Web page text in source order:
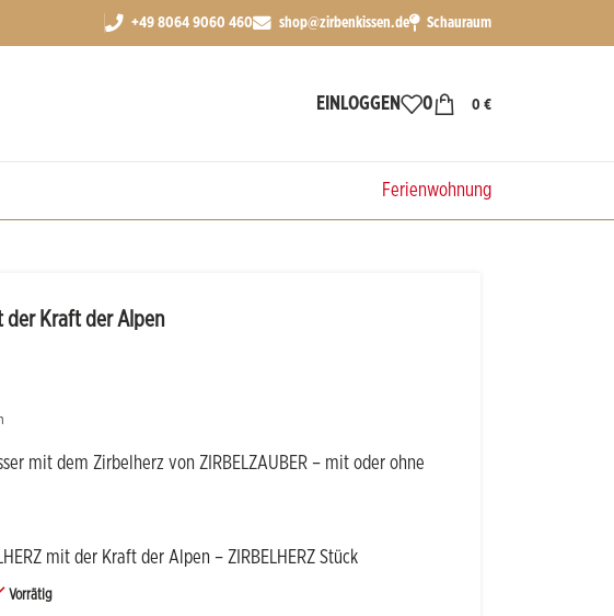
+49 8064 9060 460 shop@zirbenkissen.de Schauraum
EINLOGGEN 0 0 €
Ferienwohnung
der Kraft der Alpen
mit dem Zirbelherz von ZIRBELZAUBER – mit oder ohne
mit der Kraft der Alpen – ZIRBELHERZ Stück
Vorrätig